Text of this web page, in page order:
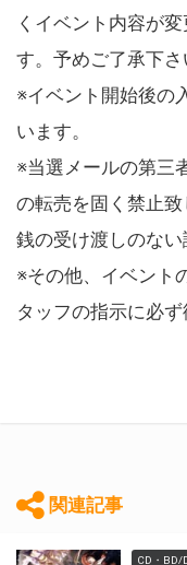
くイベント内容が
す。予めご了承下さ
※イベント開始後の
います。
※当選メールの第三
の転売を固く禁止
銭の受け渡しのない
※その他、イベント
タッフの指示に必ず
関連記事
CD・BD/